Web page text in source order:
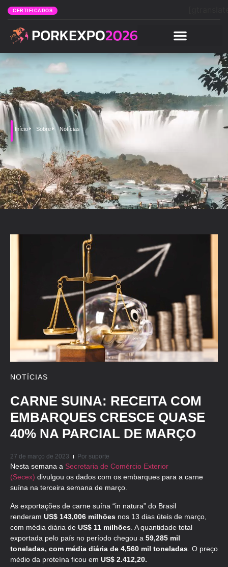
CERTIFICADOS
Início Sobre Notícias
NOTÍCIAS
CARNE SUINA: RECEITA COM
EMBARQUES CRESCE QUASE
40% NA PARCIAL DE MARÇO
27 de março de 2023 Por suporte
Nesta semana a Secretaria de Comércio Exterior
(Secex) divulgou os dados com os embarques para a carne
suína na terceira semana de março.
As exportações de carne suína “in natura” do Brasil
renderam US$ 143,006 milhões nos 13 dias úteis de março,
com média diária de US$ 11 milhões . A quantidade total
exportada pelo país no período chegou a 59,285 mil
toneladas, com média diária de 4,560 mil toneladas . O preço
médio da proteína ficou em US$ 2.412,20.